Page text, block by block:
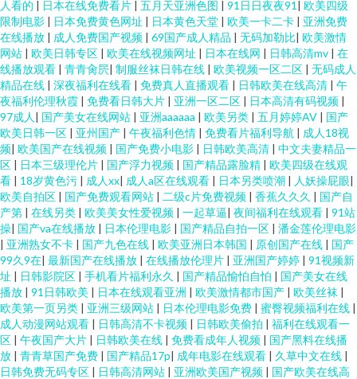
人看的 | 日本在线免费看片 | 五月天亚洲色图 | 91日日夜夜91 | 欧美四级
限制电影 | 日本免费黄色网址 | 日本黄色天堂 | 欧美一卡二卡 | 亚洲免费
在线播放 | 成人免费国产视频 | 69国产成人精品 | 无码加勒比| 欧美激情
网站 | 欧美日韩专区 | 欧美在线视频网址 | 日本在线网 | 日韩高清mv | 在
线播放观看 | 青青肏屄| 制服丝袜日韩在线 | 欧美视频一区二区 | 无码成人
精品在线 | 深夜福利在线看 | 免费真人直播观看 | 日韩欧美在线高清 | 午
夜福利伦理秋霞 | 免费看日韩大片 | 亚洲一区二区 | 日本高清有码视频 |
97成人 | 国产美女在线网站 | 亚洲aaaaaa | 欧美另类 | 五月婷婷AV | 国产
欧美日韩一区 | 亚州国产 | 午夜福利色情 | 免费看片福利导航 | 成人18视
频| 欧美国产在线视频 | 国产免费小电影 | 日韩欧美高清 | 中文夫妻精品一
区 | 日本三级理伦片 | 国产浮力视频 | 国产精品露脸精 | 欧美四级在线观
看 | 18岁黄色污 | 成人xx| 成人a区在线观看 | 日本另类喷潮 | 人妖操屁眼|
欧美自拍区 | 国产免费观看网站 | 二级c片免费视频 | 香蕉久久久 | 国产自
产第 | 在线另类 | 欧美美女性爱视频 | 一起草逼| 夜间福利在线观看 | 91站
操| 国产va在线播放 | 日本伦理电影 | 国产精品自拍一区 | 潘金莲伦理电影
| 亚洲熟女不卡 | 国产九色在线 | 欧美亚洲日本韩国 | 原创国产在线 | 国产
99久9在| 最新国产在线播放 | 在线播放伦理片 | 亚洲国产婷婷 | 91视频新
址 | 日韩影院区 | 手机看片福利永久 | 国产精品愉怕自怕 | 国产美女在线
播放 | 91日韩欧美 | 日本在线观看亚洲 | 欧美激情都市国产 | 欧美丝袜 |
欧美第一页另类 | 亚洲三级网站 | 日本伦理电影免费 | 蜜臀视频福利在线 |
成人动漫网站观看 | 日韩高清不卡视频 | 日韩欧美偷拍 | 福利在线观看一
区 | 午夜国产大片 | 日韩欧美在线 | 免费看成年人视频 | 国产黑料在线播
放 | 青青草国产免费 | 国产精品17p| 成年电影在线观看 | 久草中文在线 |
日韩免费无码专区 | 日韩高清网站 | 亚洲欧美国产视频 | 国产欧美在线高